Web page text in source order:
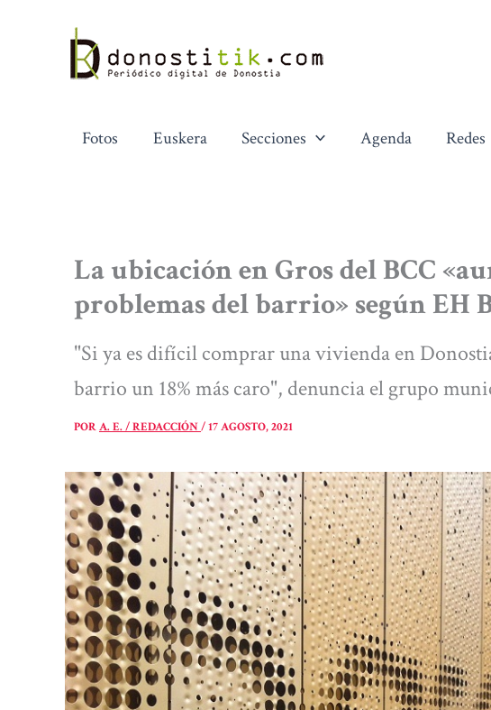
contenido
Fotos Euskera Secciones Agenda Redes
La ubicación en Gros del BCC
problemas del barrio» según EH
"Si ya es difícil comprar una vivienda en
barrio un 18% más caro", denuncia el grupo
PORA. E. / REDACCIÓN/17 AGOSTO, 2021